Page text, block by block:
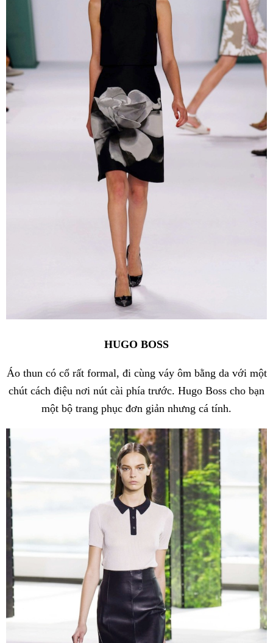
HUGO BOSS
Áo thun có cổ rất formal, đi cùng váy ôm bằng da với một
chút cách điệu nơi nút cài phía trước. Hugo Boss cho bạn
một bộ trang phục đơn giản nhưng cá tính.